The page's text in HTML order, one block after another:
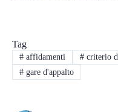
Tag
#affidamenti #criterio
#gare d'appalto